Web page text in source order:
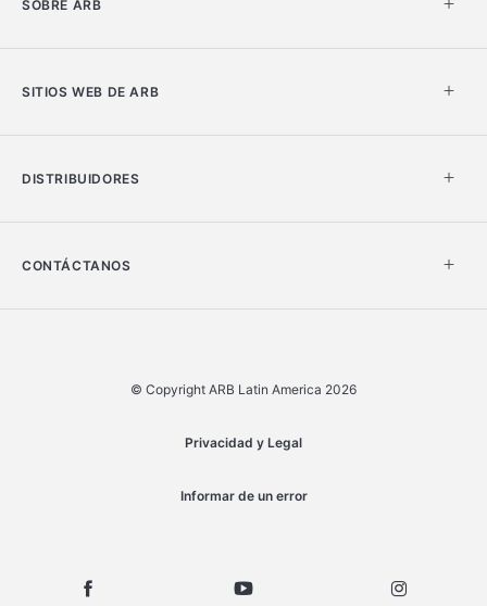
SOBRE ARB
SITIOS WEB DE ARB
DISTRIBUIDORES
CONTÁCTANOS
© Copyright ARB Latin America 2026
Privacidad y Legal
Informar de un error